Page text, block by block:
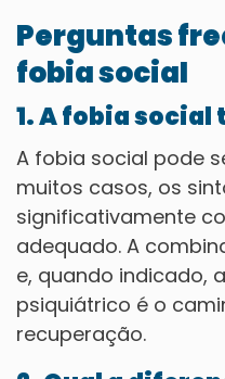
Perguntas
fobia social
1. A fobia social
A fobia social pode
muitos casos, os
significativamente
adequado. A
e, quando indicado,
psiquiátrico é o
recuperação.